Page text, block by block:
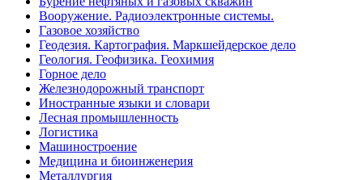
Вооружение. Радиоэлектронные системы.
Газовое хозяйство
Геодезия. Картография. Маркшейдерское дело
Геология. Геофизика. Геохимия
Горное дело
Железнодорожный транспорт
Иностранные языки и словари
Лесная промышленность
Логистика
Машиностроение
Медицина и биоинженерия
Металлургия